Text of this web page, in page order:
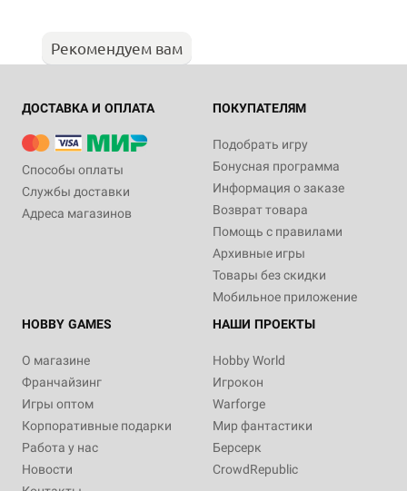
Рекомендуем вам
ДОСТАВКА И ОПЛАТА
Способы оплаты
Службы доставки
Адреса магазинов
ПОКУПАТЕЛЯМ
Подобрать игру
Бонусная программа
Информация о заказе
Возврат товара
Помощь с правилами
Архивные игры
Товары без скидки
Мобильное приложение
HOBBY GAMES
О магазине
Франчайзинг
Игры оптом
Корпоративные подарки
Работа у нас
Новости
НАШИ ПРОЕКТЫ
Hobby World
Игрокон
Warforge
Мир фантастики
Берсерк
CrowdRepublic